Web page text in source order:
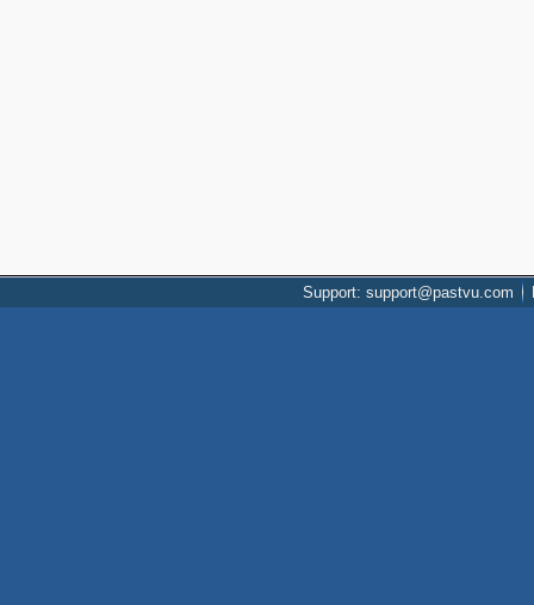
Support: support@pastvu.com